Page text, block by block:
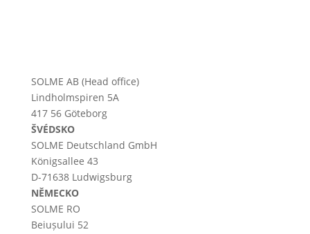
SOLME AB (Head office)
Lindholmspiren 5A
417 56 Göteborg
ŠVÉDSKO
SOLME Deutschland GmbH
Königsallee 43
D-71638 Ludwigsburg
NĚMECKO
SOLME RO
Beiușului 52